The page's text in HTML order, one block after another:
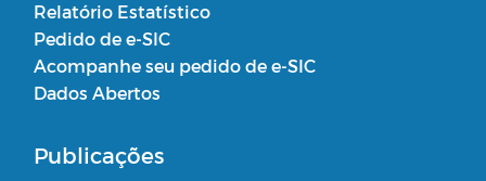
Relatório Estatístico
Pedido de e-SIC
Acompanhe seu pedido de e-SIC
Dados Abertos
Publicações